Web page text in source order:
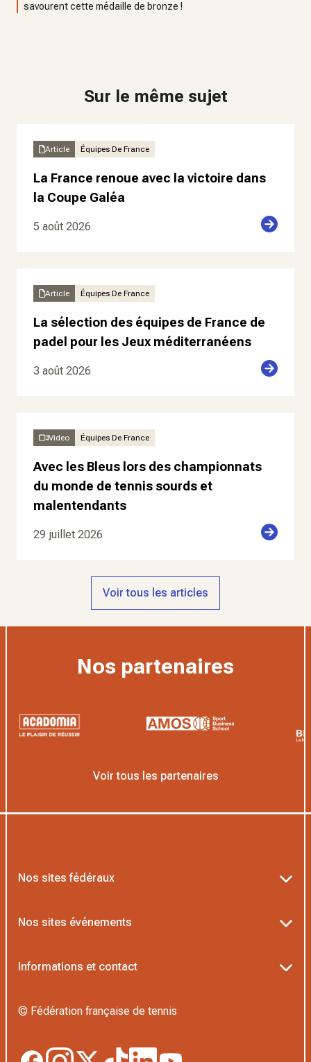
savourent cette médaille de bronze !
Sur le même sujet
Article Équipes De France
La France renoue avec la victoire dans
la Coupe Galéa
5 août 2026
Article Équipes De France
La sélection des équipes de France de
padel pour les Jeux méditerranéens
3 août 2026
Video Équipes De France
Avec les Bleus lors des championnats
du monde de tennis sourds et
malentendants
29 juillet 2026
Voir tous les articles
Nos partenaires
Voir tous les partenaires
Nos sites fédéraux
L’Institut Formation Tennis
Proshop FFT
Nos sites événements
Boutique Officielle
Informations et contact
© Fédération française de tennis